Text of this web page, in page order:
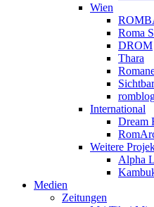
Wien
Roma
DROM
Thara
International
Dream
Weitere
Alpha
Medien
Zeitungen